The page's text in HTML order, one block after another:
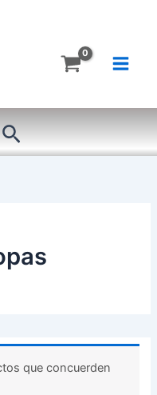
Buscar
que concuerden